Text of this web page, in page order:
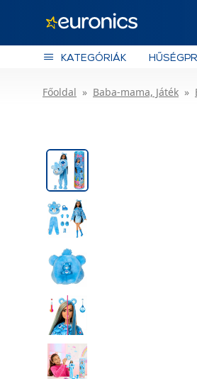
KATEGÓRIÁK
Főoldal Baba-mama, Játék